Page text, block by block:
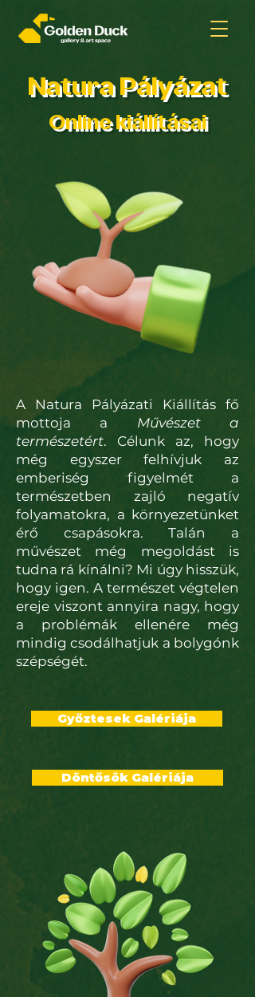
Natura Pályázat
Online kiállításai
A Natura Pályázati Kiállítás fő
mottoja a Művészet a
természetért. Célunk az, hogy
még egyszer felhívjuk az
emberiség figyelmét a
természetben zajló negatív
folyamatokra, a környezetünket
érő csapásokra. Talán a
művészet még megoldást is
tudna rá kínálni? Mi úgy hisszük,
hogy igen. A természet végtelen
ereje viszont annyira nagy, hogy
a problémák ellenére még
mindig csodálhatjuk a bolygónk
szépségét.
Győztesek Galériája
Döntősök Galériája